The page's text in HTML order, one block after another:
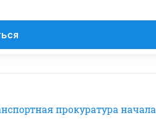
прокуратура начала